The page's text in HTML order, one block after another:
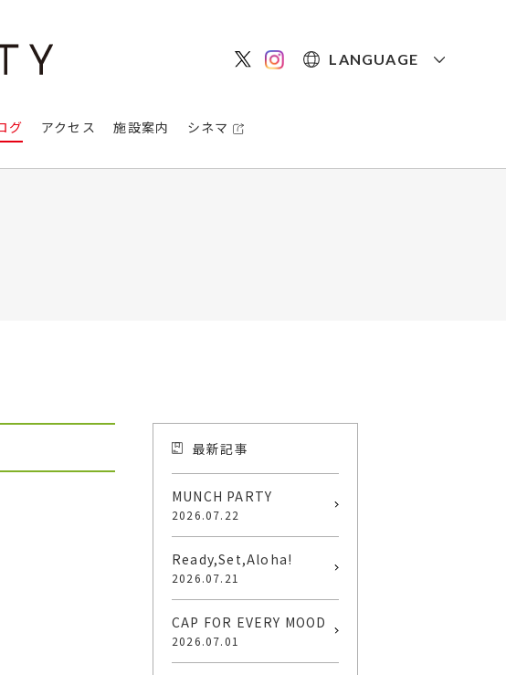
LANGUAGE
グ アクセス 施設案内 シネマ
最新記事
MUNCH PARTY
2026.07.22
Ready,Set,Aloha!
2026.07.21
CAP FOR EVERY MOOD
2026.07.01